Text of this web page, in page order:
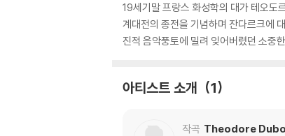
19세기말 프랑스 화성학의 대가 테오도
계대전의 종전을 기념하며 잔다르크에
진적 음악풍토에 밀려 잊어버렸던 소중
아티스트 소개 1
작곡 Theodore